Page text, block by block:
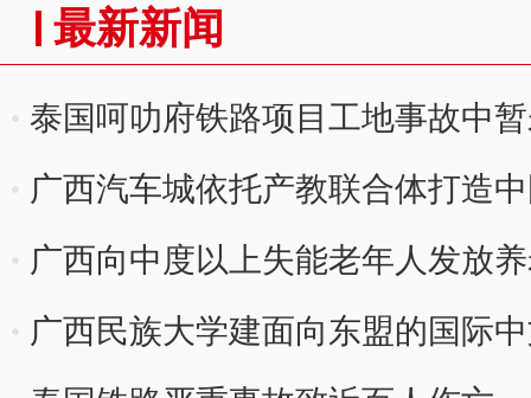
最新新闻
泰国呵叻府铁路项目工地事故中
广西汽车城依托产教联合体打造
纽
广西向中度以上失能老年人发放
最高800元
广西民族大学建面向东盟的国际